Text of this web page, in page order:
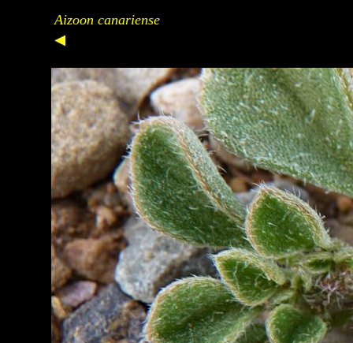
Aizoon canariense